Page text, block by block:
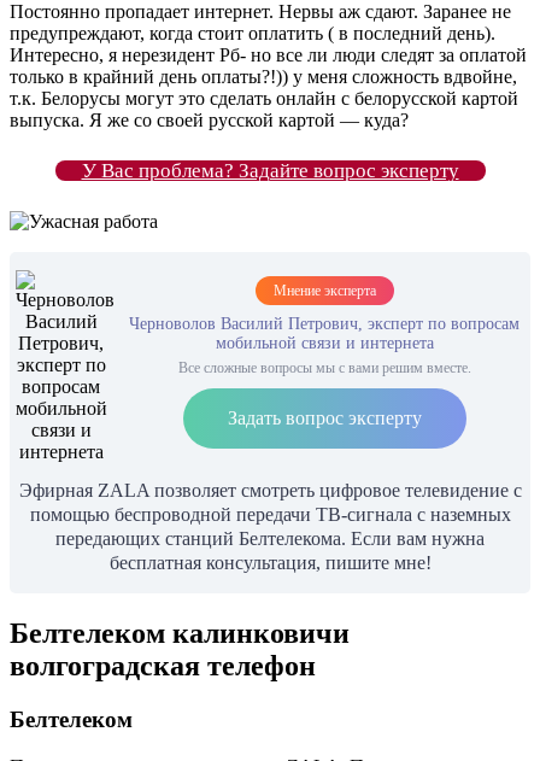
Постоянно пропадает интернет. Нервы аж сдают. Заранее не
предупреждают, когда стоит оплатить ( в последний день).
Интересно, я нерезидент Рб- но все ли люди следят за оплатой
только в крайний день оплаты?!)) у меня сложность вдвойне,
т.к. Белорусы могут это сделать онлайн с белорусской картой
выпуска. Я же со своей русской картой — куда?
У Вас проблема? Задайте вопрос эксперту
Мнение эксперта
Черноволов Василий Петрович, эксперт по вопросам
мобильной связи и интернета
Все сложные вопросы мы с вами решим вместе.
Задать вопрос эксперту
Эфирная ZALA позволяет смотреть цифровое телевидение с
помощью беспроводной передачи ТВ-сигнала с наземных
передающих станций Белтелекома. Если вам нужна
бесплатная консультация, пишите мне!
Белтелеком калинковичи
волгоградская телефон
Белтелеком